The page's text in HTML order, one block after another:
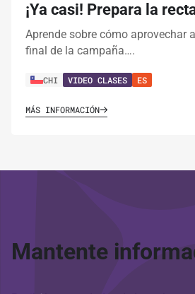
¡Ya casi! Prepara la
Aprende sobre cómo aprovechar
final de la campaña….
CHI VIDEO CLASES ES
MÁS INFORMACIÓN
Mantente